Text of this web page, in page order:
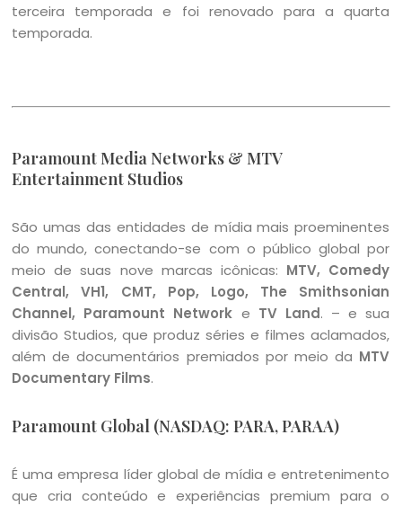
terceira temporada e foi renovado para a quarta
temporada.
Paramount Media Networks & MTV
Entertainment Studios
São umas das entidades de mídia mais proeminentes
do mundo, conectando-se com o público global por
meio de suas nove marcas icônicas: MTV, Comedy
Central, VH1, CMT, Pop, Logo, The Smithsonian
Channel, Paramount Network e TV Land. – e sua
divisão Studios, que produz séries e filmes aclamados,
além de documentários premiados por meio da MTV
Documentary Films.
Paramount Global (NASDAQ: PARA, PARAA)
É uma empresa líder global de mídia e entretenimento
que cria conteúdo e experiências premium para o